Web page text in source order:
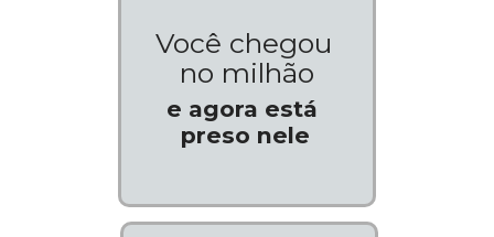
Você chegou
no milhão
e agora está
preso nele